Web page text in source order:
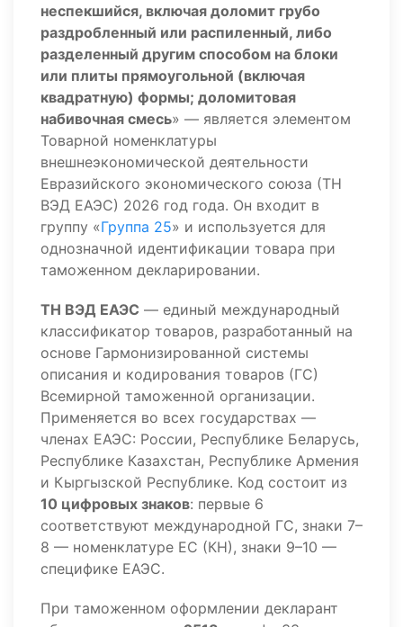
неспекшийся, включая доломит грубо
раздробленный или распиленный, либо
разделенный другим способом на блоки
или плиты прямоугольной (включая
квадратную) формы; доломитовая
набивочная смесь» — является элементом
Товарной номенклатуры
внешнеэкономической деятельности
Евразийского экономического союза (ТН
ВЭД ЕАЭС) 2026 год года. Он входит в
группу «Группа 25» и используется для
однозначной идентификации товара при
таможенном декларировании.
ТН ВЭД ЕАЭС — единый международный
классификатор товаров, разработанный на
основе Гармонизированной системы
описания и кодирования товаров (ГС)
Всемирной таможенной организации.
Применяется во всех государствах —
членах ЕАЭС: России, Республике Беларусь,
Республике Казахстан, Республике Армения
и Кыргызской Республике. Код состоит из
10 цифровых знаков: первые 6
соответствуют международной ГС, знаки 7–
8 — номенклатуре ЕС (КН), знаки 9–10 —
специфике ЕАЭС.
При таможенном оформлении декларант